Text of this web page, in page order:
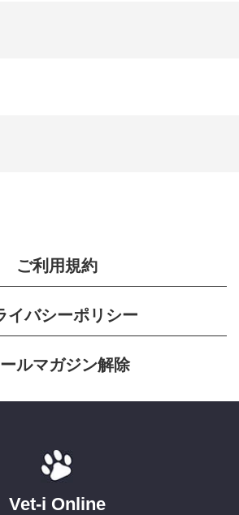
ご利用規約
イバシーポリシー
ルマガジン解除
Vet-i Online